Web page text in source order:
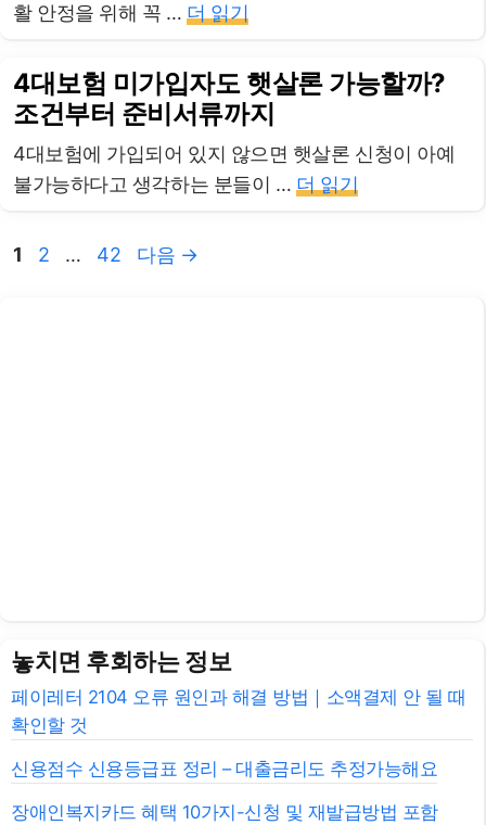
활 안정을 위해 꼭 … 더 읽기
4대보험 미가입자도 햇살론 가능할까?
조건부터 준비서류까지
4대보험에 가입되어 있지 않으면 햇살론 신청이 아예
불가능하다고 생각하는 분들이 … 더 읽기
페
1
페
2 …
페
42 다음 →
놓치면 후회하는 정보
페이레터 2104 오류 원인과 해결 방법｜소액결제 안 될 때
확인할 것
신용점수 신용등급표 정리 – 대출금리도 추정가능해요
장애인복지카드 혜택 10가지-신청 및 재발급방법 포함